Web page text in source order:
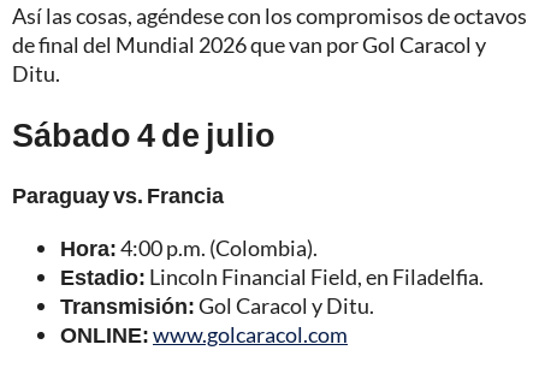
Así las cosas, agéndese con los compromisos de octavos
de final del Mundial 2026 que van por Gol Caracol y
Ditu.
Sábado 4 de julio
Paraguay vs. Francia
Hora:4:00 p.m. (Colombia).
Estadio: Lincoln Financial Field, en Filadelfia.
Transmisión:Gol Caracol y Ditu.
ONLINE:www.golcaracol.com